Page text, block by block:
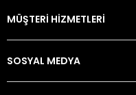
MÜŞTERİ HİZMETLERİ
SOSYAL MEDYA